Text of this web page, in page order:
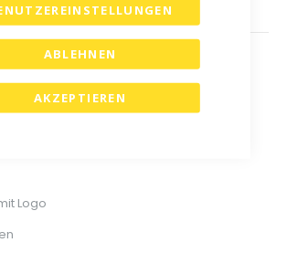
AKZEPTIEREN
ABLEHNEN
& VERPACKUNGEN
Logo